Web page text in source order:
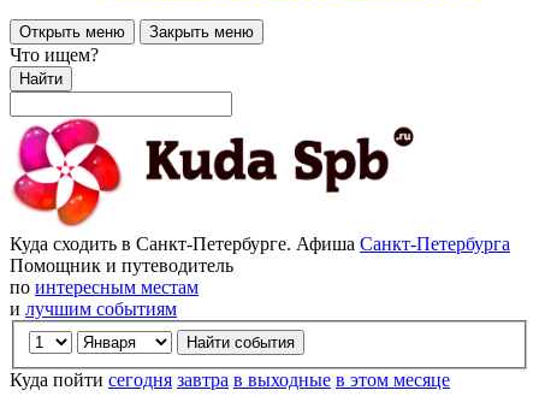
Открыть меню Закрыть меню
Что ищем?
Найти
Куда сходить в Санкт-Петербурге. Афиша Санкт-Петербурга
Помощник и путеводитель
по интересным местам
и лучшим событиям
Куда пойти сегодня завтра в выходные в этом месяце